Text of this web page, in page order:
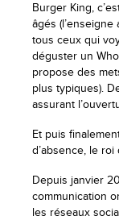
Burger King,
âgés (l’enseigne
tous ceux qui
déguster un
propose des
plus typiques).
assurant
Et puis
d’absence, le
Depuis janvier
communication
les réseaux